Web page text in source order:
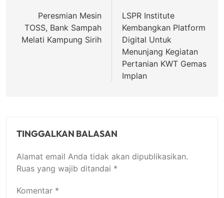
Peresmian Mesin
TOSS, Bank Sampah
Melati Kampung Sirih
LSPR Institute
Kembangkan Platform
Digital Untuk
Menunjang Kegiatan
Pertanian KWT Gemas
Implan
TINGGALKAN BALASAN
Alamat email Anda tidak akan dipublikasikan.
Ruas yang wajib ditandai *
Komentar *